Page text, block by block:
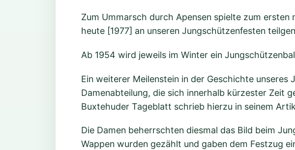
Zum Ummarsch durch Apensen spielte zum
heute [1977] an unseren Jungschützenfesten
Ab 1954 wird jeweils im Winter ein
Ein weiterer Meilenstein in der Geschichte
Damenabteilung, die sich innerhalb kürzester Zeit
Buxtehuder Tageblatt schrieb hierzu in seinem
Die Damen beherrschten diesmal das Bild beim
Wappen wurden gezählt und gaben dem Festzug